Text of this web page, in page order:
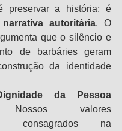
autoritária. O
que o silêncio e
de barbáries geram
da identidade
da Pessoa
valores
consagrados na